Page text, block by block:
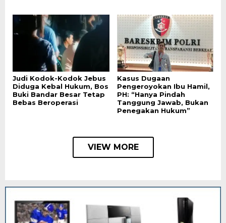
Judi Kodok-Kodok Jebus
Diduga Kebal Hukum, Bos
Buki Bandar Besar Tetap
Bebas Beroperasi
Kasus Dugaan
Pengeroyokan Ibu Hamil,
PH: “Hanya Pindah
Tanggung Jawab, Bukan
Penegakan Hukum”
VIEW MORE